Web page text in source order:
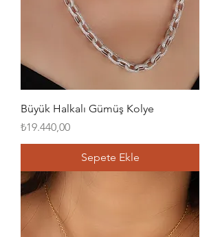
Büyük Halkalı Gümüş Kolye
Fiyat
₺19.440,00
Sepete Ekle